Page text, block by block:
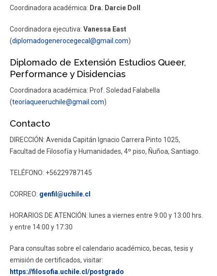
Coordinadora académica: Dra. Darcie Doll
Coordinadora ejecutiva: Vanessa East
(diplomadogenerocegecal@gmail.com)
Diplomado de Extensión Estudios Queer,
Performance y Disidencias
Coordinadora académica: Prof. Soledad Falabella
(teoríaqueeruchile@gmail.com)
Contacto
DIRECCIÓN: Avenida Capitán Ignacio Carrera Pinto 1025,
Facultad de Filosofía y Humanidades, 4º piso, Ñuñoa, Santiago.
TELÉFONO: +56229787145
CORREO: genfil@uchile.cl
HORARIOS DE ATENCIÓN: l unes a viernes entre 9:00 y 13:00 hrs.
y entre 14:00 y 17:30
Para consultas sobre el calendario académico, becas, tesis y
emisión de certificados, visitar:
https://filosofia.uchile.cl/postgrado